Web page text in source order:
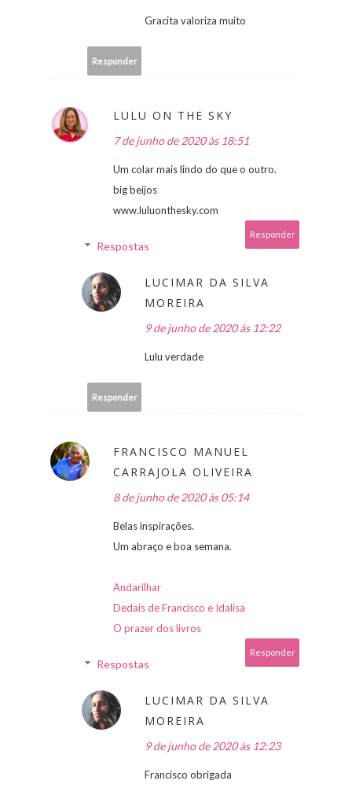
Gracita valoriza muito
Responder
LULU ON THE SKY
7 de junho de 2020 às 18:51
Um colar mais lindo do que o outro.
big beijos
www.luluonthesky.com
Responder
Respostas
LUCIMAR DA SILVA
MOREIRA
9 de junho de 2020 às 12:22
Lulu verdade
Responder
FRANCISCO MANUEL
CARRAJOLA OLIVEIRA
8 de junho de 2020 às 05:14
Belas inspirações.
Um abraço e boa semana.
Andarilhar
Dedais de Francisco e Idalisa
O prazer dos livros
Responder
Respostas
LUCIMAR DA SILVA
MOREIRA
9 de junho de 2020 às 12:23
Francisco obrigada